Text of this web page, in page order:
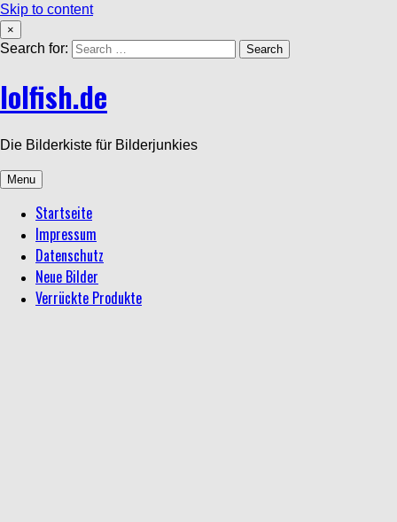
Skip to content
×
Search for:
lolfish.de
Die Bilderkiste für Bilderjunkies
Menu
Startseite
Impressum
Datenschutz
Neue Bilder
Verrückte Produkte